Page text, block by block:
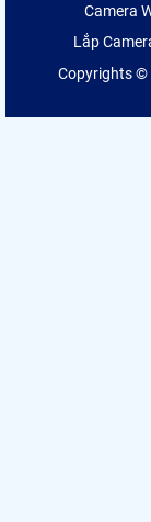
Camera
Lắp
Copyrights ©